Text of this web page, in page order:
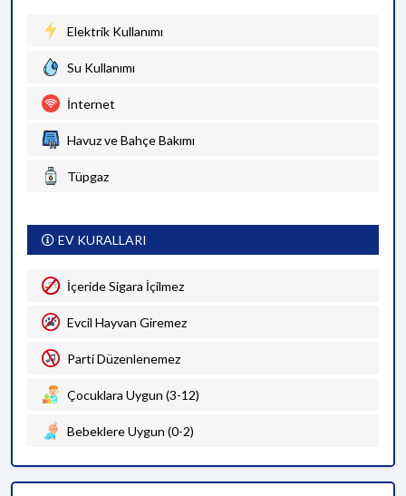
Elektrik Kullanımı
Su Kullanımı
İnternet
Havuz ve Bahçe Bakımı
Tüpgaz
EV KURALLARI
İçeride Sigara İçilmez
Evcil Hayvan Giremez
Parti Düzenlenemez
Çocuklara Uygun (3-12)
Bebeklere Uygun (0-2)